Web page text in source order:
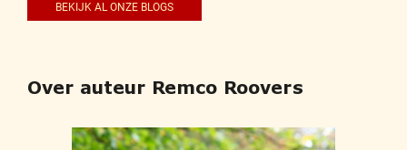
BEKIJK AL ONZE BLOGS
Over auteur Remco Roovers